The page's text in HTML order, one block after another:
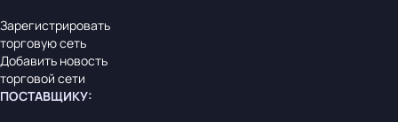
Зарегистрировать
торговую сеть
Добавить новость
торговой сети
ПОСТАВЩИКУ: